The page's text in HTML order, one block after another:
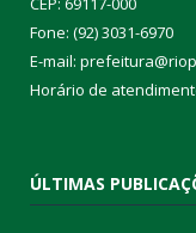
Fone: (92) 3031-6970
E-mail:
Horário de
ÚLTIMAS